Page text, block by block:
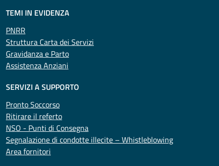
TEMI IN EVIDENZA
PNRR
Struttura Carta dei Servizi
Gravidanza e Parto
Assistenza Anziani
SERVIZI A SUPPORTO
Pronto Soccorso
Ritirare il referto
NSO - Punti di Consegna
Segnalazione di condotte illecite – Whistleblowing
Area fornitori